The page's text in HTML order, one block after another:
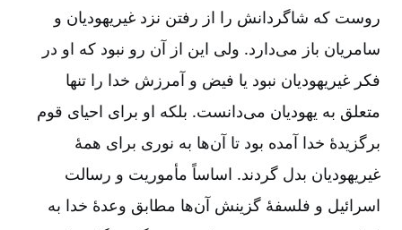
روست که شاگردانش را از رفتن نزد غیریهودیان و
سامریان باز می‌دارد. ولی این از آن رو نبود که او در
فکر غیریهودیان نبود یا فیض و آمرزش خدا را تنها
متعلق به یهودیان می‌دانست. بلکه او برای احیای قوم
برگزیدۀ خدا آمده بود تا آن‌ها به نوری برای همۀ
غیریهودیان بدل گردند. اساساً مأموریت و رسالت
اسرائیل و فلسفۀ گزینش آن‌ها مطابق وعدۀ خدا به